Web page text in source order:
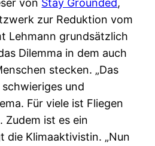
von Stay Grounded,
zur Reduktion vom
Lehmann grundsätzlich
Dilemma in dem auch
stecken. „Das
und
Für viele ist Fliegen
Zudem ist es ein
die Klimaaktivistin. „Nun